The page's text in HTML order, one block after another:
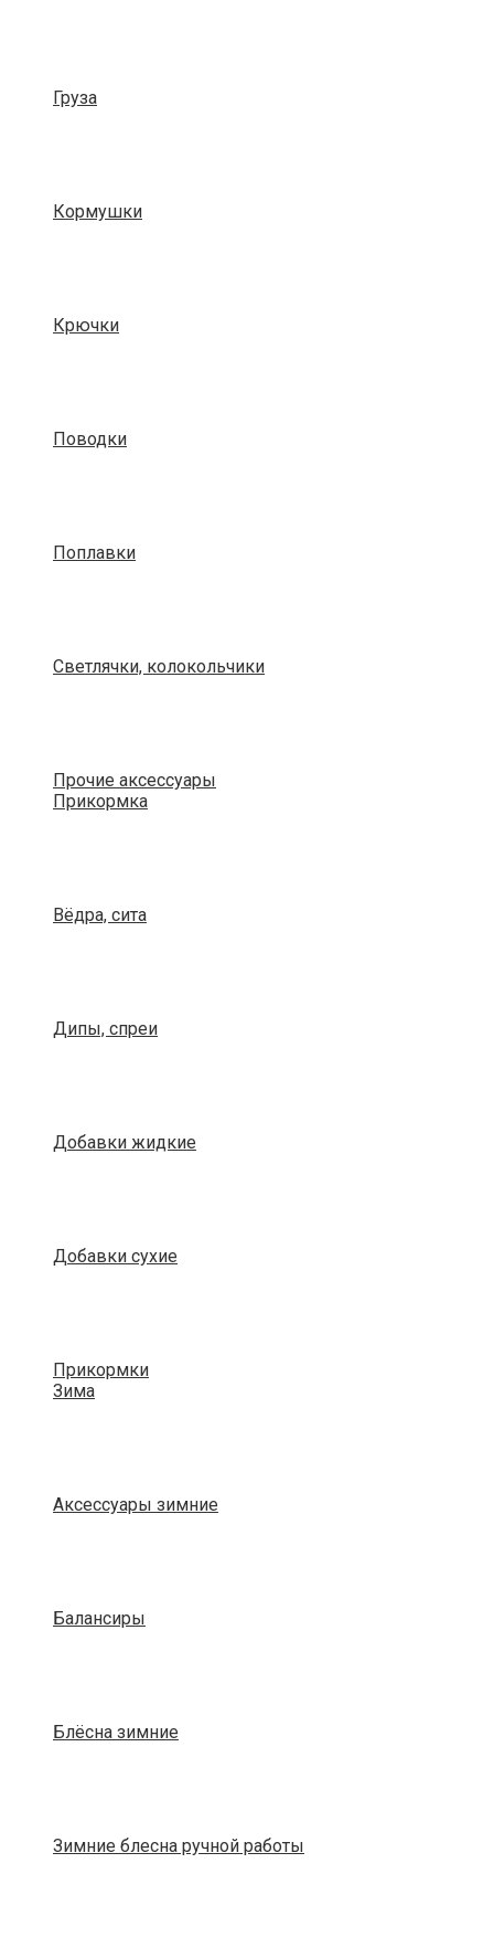
Груза
Кормушки
Крючки
Поводки
Поплавки
Светлячки, колокольчики
Прочие аксессуары
Прикормка
Вёдра, сита
Дипы, спреи
Добавки жидкие
Добавки сухие
Прикормки
Зима
Аксессуары зимние
Балансиры
Блёсна зимние
Зимние блесна ручной работы